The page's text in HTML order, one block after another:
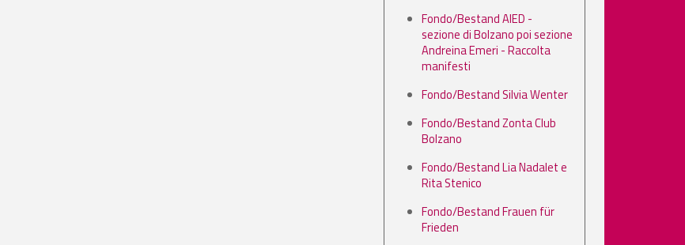
Fondo/Bestand AIED -
sezione di Bolzano poi sezione
Andreina Emeri - Raccolta
manifesti
Fondo/Bestand Silvia Wenter
Fondo/Bestand Zonta Club
Bolzano
Fondo/Bestand Lia Nadalet e
Rita Stenico
Fondo/Bestand Frauen für
Frieden